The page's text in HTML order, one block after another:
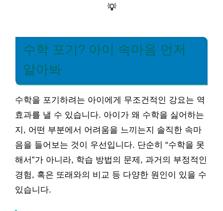
💡
수학 포기? 아이 속마음 먼저
알아봐
수학을 포기하려는 아이에게 무조건적인 강요는 역
효과를 낼 수 있습니다. 아이가 왜 수학을 싫어하는
지, 어떤 부분에서 어려움을 느끼는지 솔직한 속마
음을 들어보는 것이 우선입니다. 단순히 “수학을 못
해서”가 아니라, 학습 방법의 문제, 과거의 부정적인
경험, 혹은 또래와의 비교 등 다양한 원인이 있을 수
있습니다.